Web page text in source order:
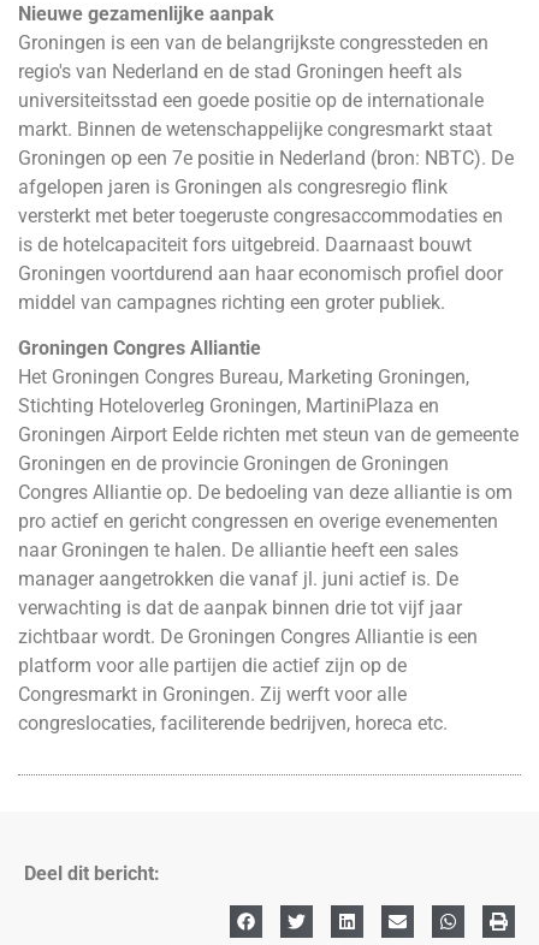
Nieuwe gezamenlijke aanpak
Groningen is een van de belangrijkste congressteden en
regio's van Nederland en de stad Groningen heeft als
universiteitsstad een goede positie op de internationale
markt. Binnen de wetenschappelijke congresmarkt staat
Groningen op een 7e positie in Nederland (bron: NBTC). De
afgelopen jaren is Groningen als congresregio flink
versterkt met beter toegeruste congresaccommodaties en
is de hotelcapaciteit fors uitgebreid. Daarnaast bouwt
Groningen voortdurend aan haar economisch profiel door
middel van campagnes richting een groter publiek.
Groningen Congres Alliantie
Het Groningen Congres Bureau, Marketing Groningen,
Stichting Hoteloverleg Groningen, MartiniPlaza en
Groningen Airport Eelde richten met steun van de gemeente
Groningen en de provincie Groningen de Groningen
Congres Alliantie op. De bedoeling van deze alliantie is om
pro actief en gericht congressen en overige evenementen
naar Groningen te halen. De alliantie heeft een sales
manager aangetrokken die vanaf jl. juni actief is. De
verwachting is dat de aanpak binnen drie tot vijf jaar
zichtbaar wordt. De Groningen Congres Alliantie is een
platform voor alle partijen die actief zijn op de
Congresmarkt in Groningen. Zij werft voor alle
congreslocaties, faciliterende bedrijven, horeca etc.
Deel dit bericht: